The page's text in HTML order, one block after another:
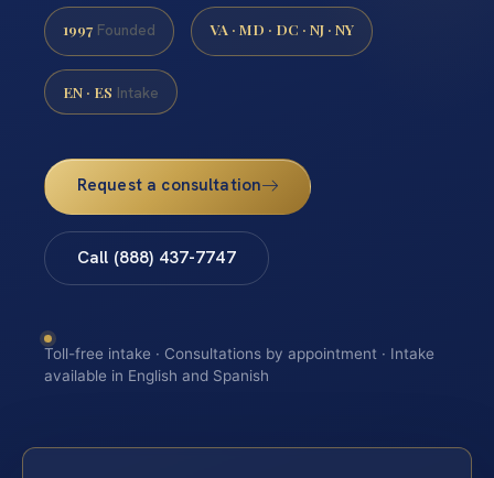
1997 Founded VA · MD · DC · NJ · NY
EN · ES Intake
Request a consultation
Call (888) 437-7747
Toll-free intake · Consultations by appointment · Intake
available in English and Spanish